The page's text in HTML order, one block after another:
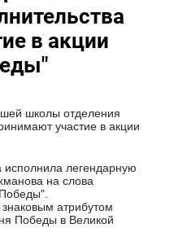
в акции
школы отделения
участие в акции
легендарную
на слова
атрибутом
Победы в Великой